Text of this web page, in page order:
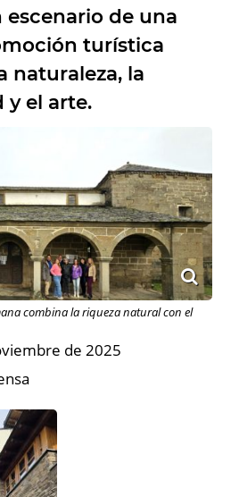
de una
turística
naturaleza, la
y el arte.
combina la riqueza natural con el
de 2025